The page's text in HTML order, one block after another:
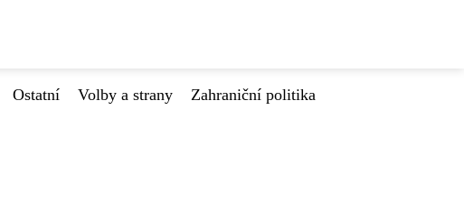
Ostatní Volby a strany Zahraniční politika